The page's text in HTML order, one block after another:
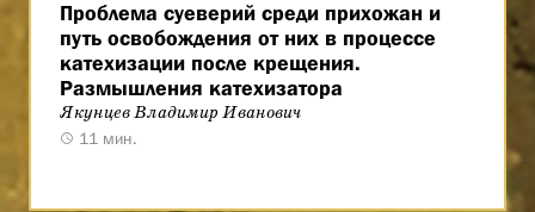
Проблема суеверий среди прихожан и
путь освобождения от них в процессе
катехизации после крещения.
Размышления катехизатора
Якунцев Владимир Иванович
11 мин.